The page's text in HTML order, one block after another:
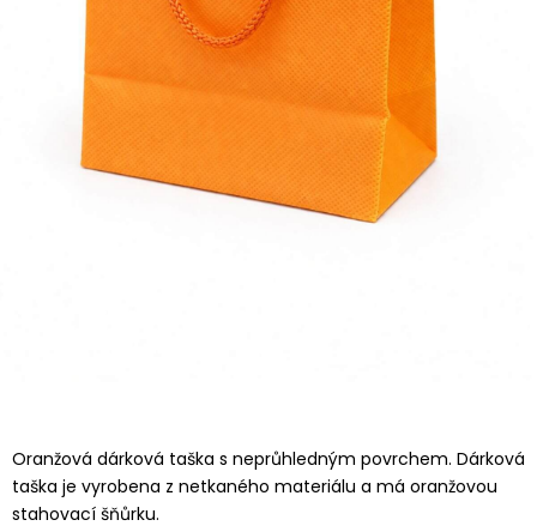
Oranžová dárková taška s neprůhledným povrchem. Dárková
taška je vyrobena z netkaného materiálu a má oranžovou
stahovací šňůrku.